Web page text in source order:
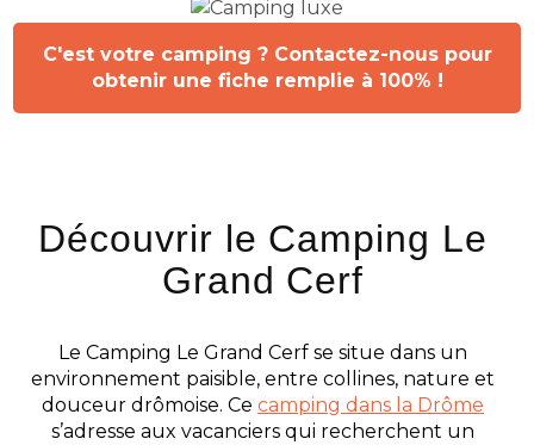
Découvrir le Camping Le
Grand Cerf
Le Camping Le Grand Cerf se situe dans un
environnement paisible, entre collines, nature et
douceur drômoise. Ce camping dans la Drôme
s’adresse aux vacanciers qui recherchent un
C'est votre camping ? Contactez-nous pour
obtenir une fiche remplie à 100% !